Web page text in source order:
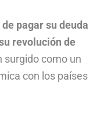
pagar su deuda
revolución de
surgido como un
con los países